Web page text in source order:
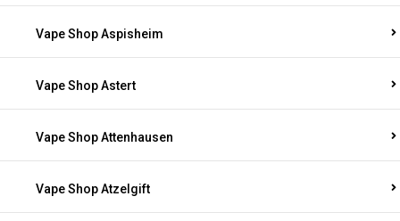
Vape Shop Aspisheim
Vape Shop Astert
Vape Shop Attenhausen
Vape Shop Atzelgift